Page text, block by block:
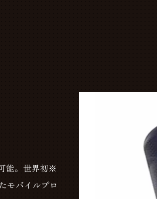
能。世界初※
モバイルプロ